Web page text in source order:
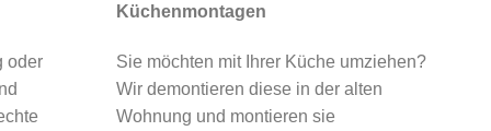
oder
Küchenmontagen
Sie möchten mit Ihrer Küche umziehen?
Wir demontieren diese in der alten
Wohnung und montieren sie